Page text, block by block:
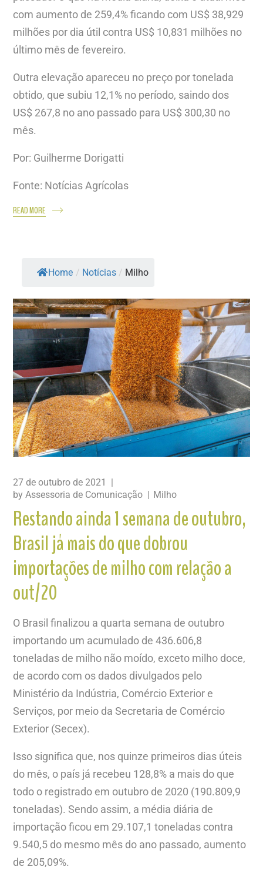
com aumento de 259,4% ficando com US$ 38,929
milhões por dia útil contra US$ 10,831 milhões no
último mês de fevereiro.
Outra elevação apareceu no preço por tonelada
obtido, que subiu 12,1% no período, saindo dos
US$ 267,8 no ano passado para US$ 300,30 no
mês.
Por: Guilherme Dorigatti
Fonte: Notícias Agrícolas
READ MORE
Home / Notícias / Milho
27 de outubro de 2021
byAssessoria de Comunicação Milho
Restando ainda 1 semana de outubro,
Brasil já mais do que dobrou
importações de milho com relação a
out/20
O Brasil finalizou a quarta semana de outubro
importando um acumulado de 436.606,8
toneladas de milho não moído, exceto milho doce,
de acordo com os dados divulgados pelo
Ministério da Indústria, Comércio Exterior e
Serviços, por meio da Secretaria de Comércio
Exterior (Secex).
Isso significa que, nos quinze primeiros dias úteis
do mês, o país já recebeu 128,8% a mais do que
todo o registrado em outubro de 2020 (190.809,9
toneladas). Sendo assim, a média diária de
importação ficou em 29.107,1 toneladas contra
9.540,5 do mesmo mês do ano passado, aumento
de 205,09%.